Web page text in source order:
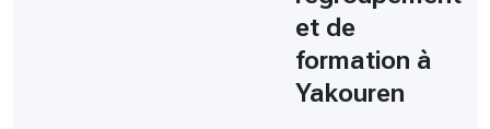
et de
formation à
Yakouren